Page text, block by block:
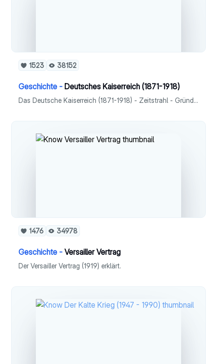
1523 38152
Geschichte - Deutsches Kaiserreich (1871-1918)
Das Deutsche Kaiserreich (1871-1918) - Zeitstrahl - Gründung & Verfassung - Bismarck - Zuckerbrot & Peitsche - Sozialistengesetz - Parteien - Gesellschaft - Wilhelm II. - Erster Weltkrieg - Kriegsschuldfrage - Versailler Vertrag
1476 34978
Geschichte - Versailler Vertrag
Der Versailler Vertrag (1919) erklärt.